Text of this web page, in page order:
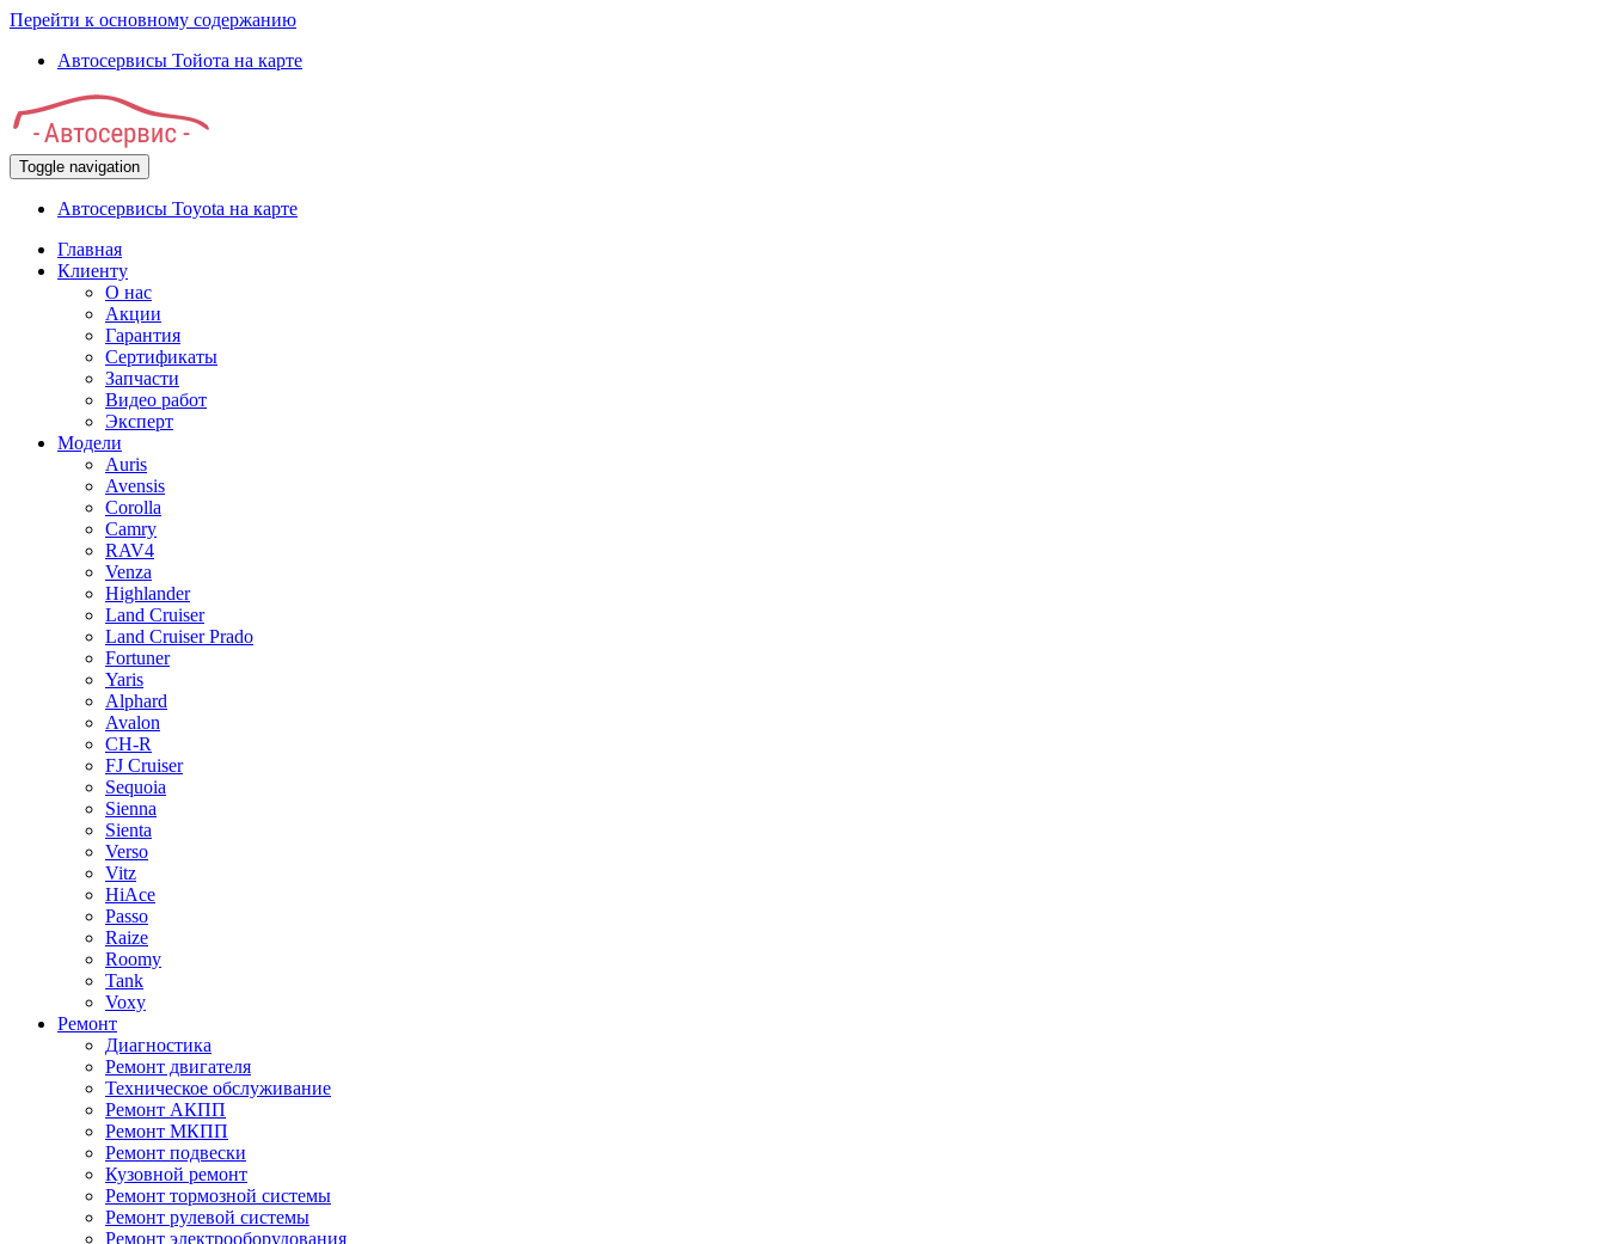
Перейти к основному содержанию
Автосервисы Тойота на карте
Toggle navigation
Автосервисы Toyota на карте
Главная
Клиенту
О нас
Акции
Гарантия
Сертификаты
Запчасти
Видео работ
Эксперт
Модели
Auris
Avensis
Corolla
Camry
RAV4
Venza
Highlander
Land Cruiser
Land Cruiser Prado
Fortuner
Yaris
Alphard
Avalon
CH-R
FJ Cruiser
Sequoia
Sienna
Sienta
Verso
Vitz
HiAce
Passo
Raize
Roomy
Tank
Voxy
Ремонт
Диагностика
Ремонт двигателя
Техническое обслуживание
Ремонт АКПП
Ремонт МКПП
Ремонт подвески
Кузовной ремонт
Ремонт тормозной системы
Ремонт рулевой системы
Ремонт электрооборудования